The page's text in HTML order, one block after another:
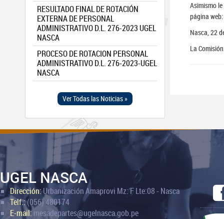
RESULTADO FINAL DE ROTACIÓN
EXTERNA DE PERSONAL
ADMINISTRATIVO D.L. 276-2023 UGEL
NASCA
PROCESO DE ROTACION PERSONAL
ADMINISTRATIVO D.L. 276-2023-UGEL
NASCA
Ver Todas las Noticias »
Asimismo
página
Nasca, 22
La
UGEL NASCA
Dirección:Urbanización Amaprovi Mz: F Lte:08 - Nasca
Telf.:(056) 480174
E-mail:mesadepartes@ugelnasca.gob.pe